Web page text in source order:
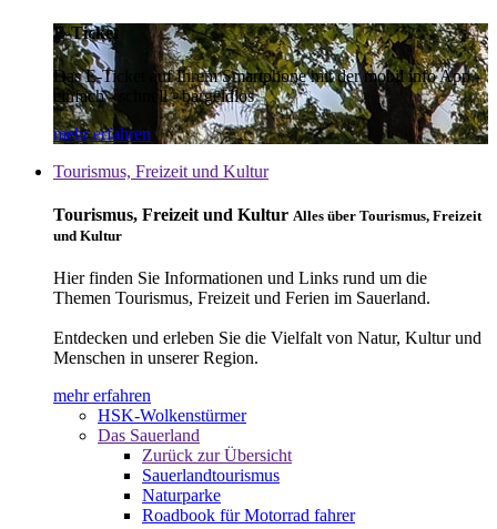
E-Ticket
Das E-Ticket auf Ihrem Smartphone mit der mobil info App -
einfach - schnell - bargeldlos
mehr erfahren
Tourismus, Freizeit und Kultur
Tourismus, Freizeit und Kultur Alles über Tourismus, Freizeit
und Kultur
Hier finden Sie Informationen und Links rund um die
Themen Tourismus, Freizeit und Ferien im Sauerland.
Entdecken und erleben Sie die Vielfalt von Natur, Kultur und
Menschen in unserer Region.
mehr erfahren
HSK-Wolkenstürmer
Das Sauerland
Zurück zur Übersicht
Sauerlandtourismus
Naturparke
Roadbook für Motorrad fahrer